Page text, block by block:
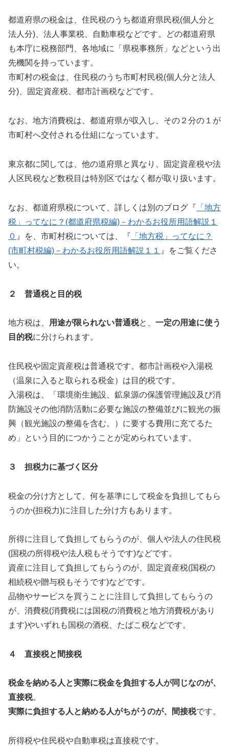
都道府県の税金は、住民税のうち都道府県民税(個人分と
法人分)、法人事業税、自動車税などです。どの都道府県
も本庁に税務部門、各地域に「県税事務所」などという出
先機関を持っています。
市町村の税金は、住民税のうち市町村民税(個人分と法人
分)、固定資産税、都市計画税などです。
なお、地方消費税は、都道府県が収入し、その２分の１が
市町村へ交付される仕組になっています。
東京都に関しては、他の道府県と異なり、固定資産税や法
人区民税など数税目は特別区ではなく都が取り扱います。
なお、都道府県税について、詳しくは別のブログ『 「地方
税」ってなに？(都道府県税編)－わかるお役所用語解説１
０ 』を、市町村税については、『 「地方税」ってなに？
(市町村税編)－わかるお役所用語解説１１
』をご覧くださ
い。
２ 普通税と目的税
地方税は、 用途が限られない普通税と、 一定の用途に使う
目的税に分けられます。
住民税や固定資産税は普通税です。都市計画税や入湯税
（温泉に入ると取られる税金）は目的税です。
入湯税は、「環境衛生施設、鉱泉源の保護管理施設及び消
防施設その他消防活動に必要な施設の整備並びに観光の振
興（観光施設の整備を含む。）に要する費用に充てるた
め」という目的につかうことが定められています。
３ 担税力に基づく区分
税金の分け方として、何を基準にして税金を負担してもら
うのか(担税力)に注目した分け方もあります。
所得に注目して負担してもらうのが、個人や法人の住民税
(国税の所得税や法人税もそうです)などです。
資産に注目して負担してもらうのが、固定資産税(国税の
相続税や贈与税もそうです)などです。
品物やサービスを買うことに注目して負担してもらうの
が、消費税(消費税には国税の消費税と地方消費税があり
ます)やいずれも国税の酒税、たばこ税などです。
４ 直接税と間接税
税金を納める人と実際に税金を負担する人が同じなのが、
直接税。
実際に負担する人と納める人がちがうのが、間接税です。
所得税や住民税や自動車税は直接税です。